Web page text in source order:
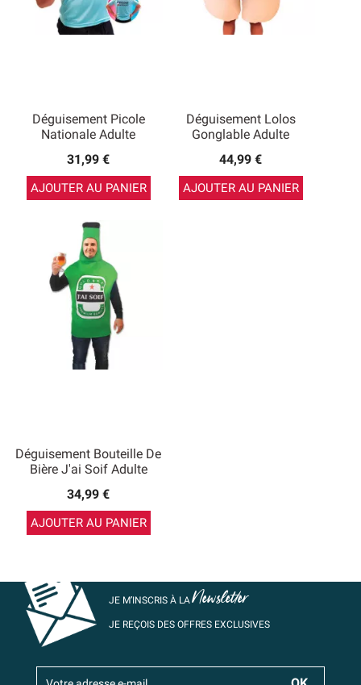
Déguisement Picole
Nationale Adulte
31,99 €
AJOUTER AU PANIER
Déguisement Lolos
Gonglable Adulte
44,99 €
AJOUTER AU PANIER
Déguisement Bouteille De
Bière J'ai Soif Adulte
34,99 €
AJOUTER AU PANIER
JE M’INSCRIS À LANewsletter
JE REÇOIS DES OFFRES EXCLUSIVES